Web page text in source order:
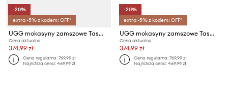
-20%
extra -5% z kodem: OFF*
UGG mokasyny zamszowe Tasman Lug
Cena aktualna:
374,99 zł
Cena regularna:769,99 zł
Najniższa cena:469,99 zł
-20%
extra -5% z kodem: OFF*
UGG mokasyny zamszowe Tasman Lug
Cena aktualna:
374,99 zł
Cena regularna:769,99 zł
Najniższa cena:469,99 zł